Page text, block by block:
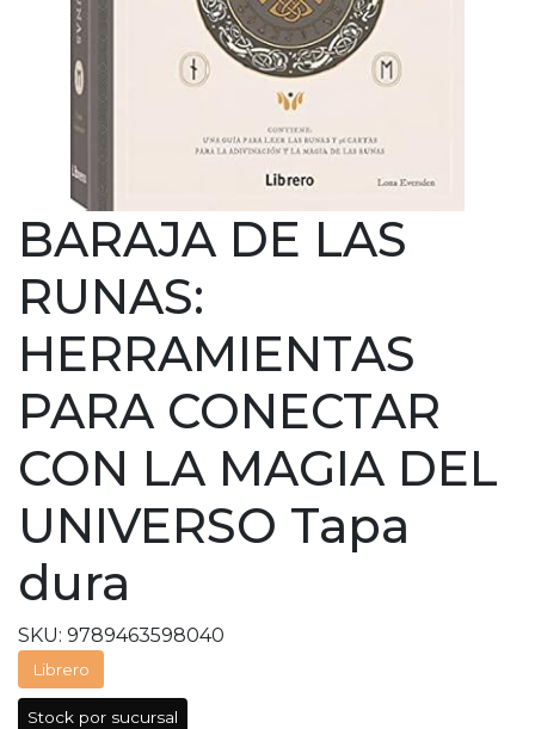
BARAJA DE LAS
RUNAS:
HERRAMIENTAS
PARA CONECTAR
CON LA MAGIA DEL
UNIVERSO Tapa
dura
SKU: 9789463598040
Librero
Stock por sucursal